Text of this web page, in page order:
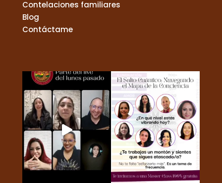
Contelaciones familiares
Blog
Contáctame